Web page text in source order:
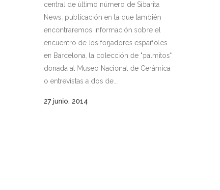
central de último número de Sibarita
News, publicación en la que también
encontraremos información sobre el
encuentro de los forjadores españoles
en Barcelona, la colección de "palmitos"
donada al Museo Nacional de Cerámica
o entrevistas a dos de...
27 junio, 2014